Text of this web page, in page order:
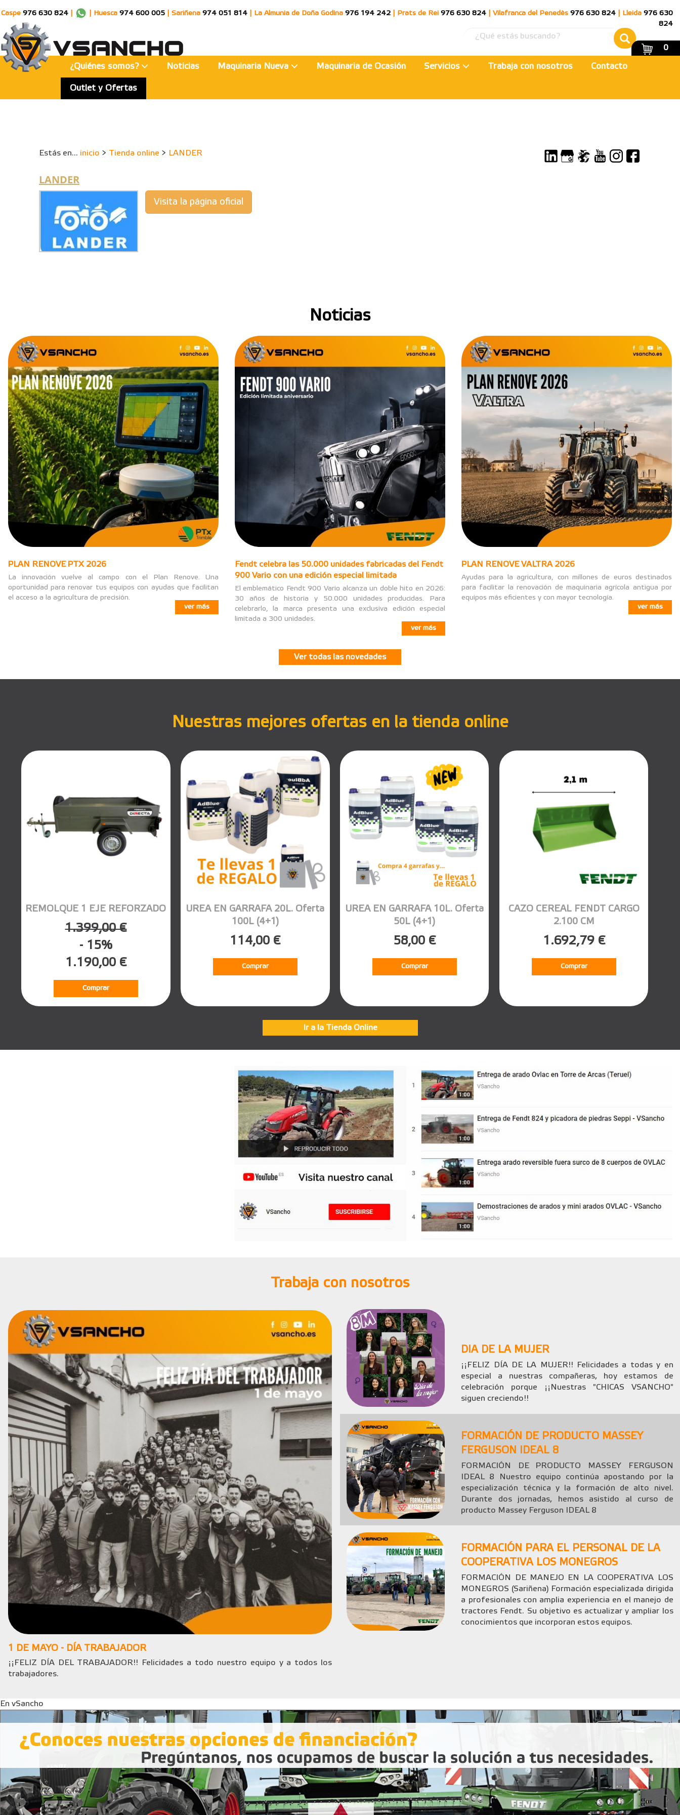
Caspe 976 630 824 Huesca 974 600 005 Sariñena 974 051 814 La Almunia de Doña Godina 976 194 242 Prats de Rei 976 630 824 Vilafranca del Penedès 976 630 824 Lleida 976 630
824
0
¿Quiénes somos? Noticias Maquinaria Nueva Maquinaria de Ocasión Servicios Trabaja con nosotros Contacto
Outlet y Ofertas
Estás en... inicio > Tienda online > LANDER
LANDER
Visita la página oficial
Noticias
PLAN RENOVE PTX 2026
La innovación vuelve al campo con el Plan Renove. Una
oportunidad para renovar tus equipos con ayudas que facilitan
el acceso a la agricultura de precisión.
ver más
Fendt celebra las 50.000 unidades fabricadas del Fendt
900 Vario con una edición especial limitada
El emblemático Fendt 900 Vario alcanza un doble hito en 2026:
30 años de historia y 50.000 unidades producidas. Para
celebrarlo, la marca presenta una exclusiva edición especial
limitada a 300 unidades.
ver más
PLAN RENOVE VALTRA 2026
Ayudas para la agricultura, con millones de euros destinados
para facilitar la renovación de maquinaria agrícola antigua por
equipos más eficientes y con mayor tecnología.
ver más
Ver todas las novedades
Nuestras mejores ofertas en la tienda online
REMOLQUE 1 EJE REFORZADO
1.399,00 €
- 15%
1.190,00 €
Comprar
UREA EN GARRAFA 20L. Oferta
100L (4+1)
114,00 €
Comprar
UREA EN GARRAFA 10L. Oferta
50L (4+1)
58,00 €
Comprar
CAZO CEREAL FENDT CARGO
2.100 CM
1.692,79 €
Comprar
Ir a la Tienda Online
Trabaja con nosotros
1 DE MAYO - DÍA TRABAJADOR
¡¡FELIZ DÍA DEL TRABAJADOR!! Felicidades a todo nuestro equipo y a todos los
trabajadores.
DIA DE LA MUJER
¡¡FELIZ DÍA DE LA MUJER!! Felicidades a todas y en
especial a nuestras compañeras, hoy estamos de
celebración porque ¡¡Nuestras "CHICAS VSANCHO"
siguen creciendo!!
FORMACIÓN DE PRODUCTO MASSEY
FERGUSON IDEAL 8
FORMACIÓN DE PRODUCTO MASSEY FERGUSON
IDEAL 8 Nuestro equipo continúa apostando por la
especialización técnica y la formación de alto nivel.
Durante dos jornadas, hemos asistido al curso de
producto Massey Ferguson IDEAL 8
FORMACIÓN PARA EL PERSONAL DE LA
COOPERATIVA LOS MONEGROS
FORMACIÓN DE MANEJO EN LA COOPERATIVA LOS
MONEGROS (Sariñena) Formación especializada dirigida
a profesionales con amplia experiencia en el manejo de
tractores Fendt. Su objetivo es actualizar y ampliar los
conocimientos que incorporan estos equipos.
En vSancho